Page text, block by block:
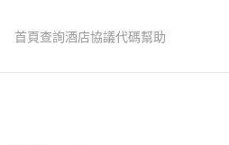
首頁查詢酒店協議代碼幫助